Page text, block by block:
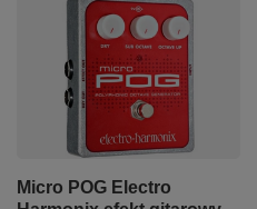
Micro POG Electro